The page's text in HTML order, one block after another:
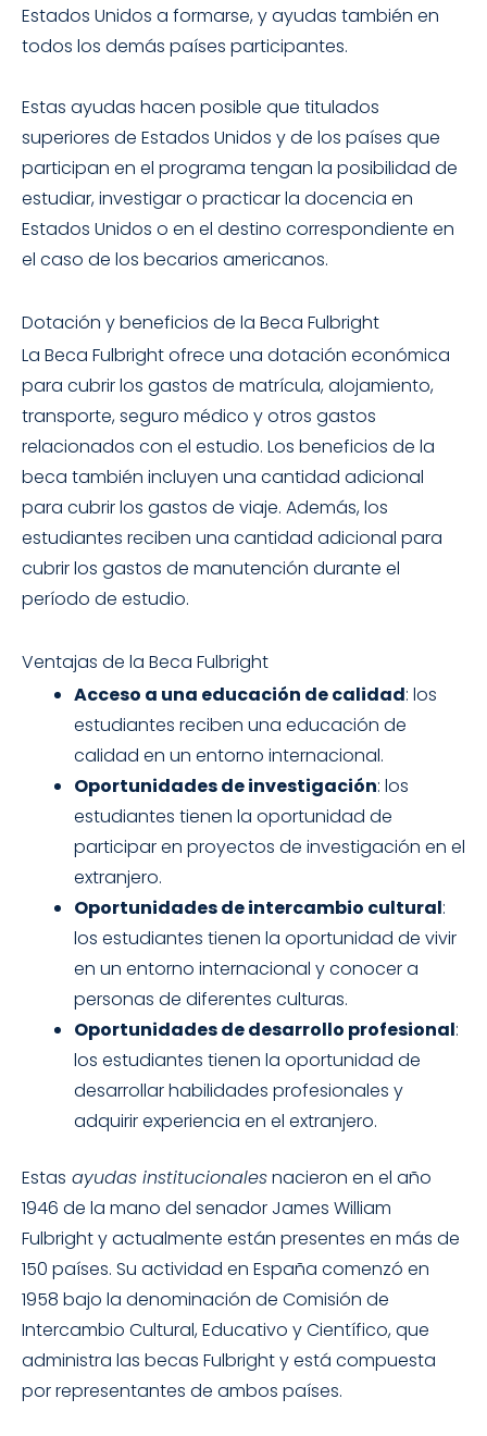
Estados Unidos a formarse, y ayudas también en
todos los demás países participantes.
Estas ayudas hacen posible que titulados
superiores de Estados Unidos y de los países que
participan en el programa tengan la posibilidad de
estudiar, investigar o practicar la docencia en
Estados Unidos o en el destino correspondiente en
el caso de los becarios americanos.
Dotación y beneficios de la Beca Fulbright
La Beca Fulbright ofrece una dotación económica
para cubrir los gastos de matrícula, alojamiento,
transporte, seguro médico y otros gastos
relacionados con el estudio. Los beneficios de la
beca también incluyen una cantidad adicional
para cubrir los gastos de viaje. Además, los
estudiantes reciben una cantidad adicional para
cubrir los gastos de manutención durante el
período de estudio.
Ventajas de la Beca Fulbright
Acceso a una educación de calidad: los
estudiantes reciben una educación de
calidad en un entorno internacional.
Oportunidades de investigación: los
estudiantes tienen la oportunidad de
participar en proyectos de investigación en el
extranjero.
Oportunidades de intercambio cultural:
los estudiantes tienen la oportunidad de vivir
en un entorno internacional y conocer a
personas de diferentes culturas.
Oportunidades de desarrollo profesional:
los estudiantes tienen la oportunidad de
desarrollar habilidades profesionales y
adquirir experiencia en el extranjero.
Estas ayudas institucionalesnacieron en el año
1946 de la mano del senador James William
Fulbright y actualmente están presentes en más de
150 países. Su actividad en España comenzó en
1958 bajo la denominación de Comisión de
Intercambio Cultural, Educativo y Científico, que
administra las becas Fulbright y está compuesta
por representantes de ambos países.